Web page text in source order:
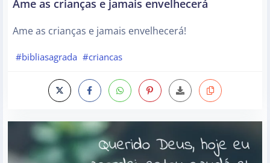
Ame as crianças e jamais envelhecerá
Ame as crianças e jamais envelhecerá!
#bibliasagrada #criancas